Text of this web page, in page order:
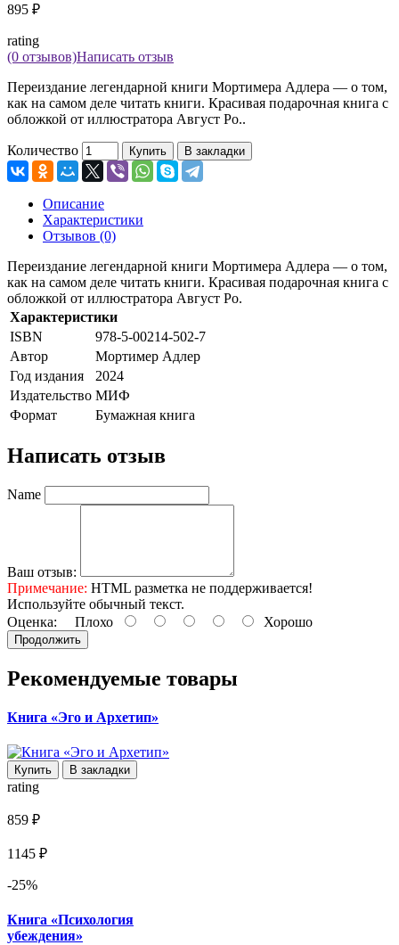
895 ₽
rating
(0 отзывов)Написать отзыв
Переиздание легендарной книги Мортимера Адлера — о том,
как на самом деле читать книги. Красивая подарочная книга с
обложкой от иллюстратора Август Ро..
Количество Купить В закладки
Описание
Характеристики
Отзывов (0)
Переиздание легендарной книги Мортимера Адлера — о том,
как на самом деле читать книги. Красивая подарочная книга с
обложкой от иллюстратора Август Ро.
Характеристики
ISBN
978-5-00214-502-7
Автор
Мортимер Адлер
Год издания
2024
Издательство МИФ
Формат
Бумажная книга
Написать отзыв
Name
Ваш отзыв:
Примечание: HTML разметка не поддерживается!
Используйте обычный текст.
Оценка: Плохо Хорошо
Продолжить
Рекомендуемые товары
Книга «Эго и Архетип»
Купить В закладки
rating
859 ₽
1145 ₽
-25%
Книга «Психология
убеждения»